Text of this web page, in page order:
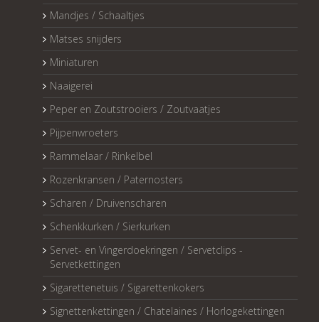
Mandjes / Schaaltjes
Matses snijders
Miniaturen
Naaigerei
Peper en Zoutstrooiers / Zoutvaatjes
Pijpenwroeters
Rammelaar / Rinkelbel
Rozenkransen / Paternosters
Scharen / Druivenscharen
Schenkkurken / Sierkurken
Servet- en Vingerdoekringen / Servetclips -
Servetkettingen
Sigarettenetuis / Sigarettenkokers
Signettenkettingen / Chatelaines / Horlogekettingen